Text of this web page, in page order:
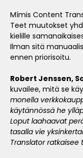
Mímis Content
Teet muutokset
kielille
Ilman sitä
ennen priorisoitu.
Robert Jenssen,
kuvailee, mitä se
monella
käytännössä he
Loput laahaavat
tasalla vie
Translator